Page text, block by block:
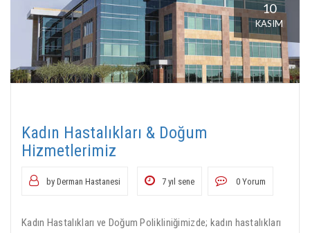
10
KASIM
Kadın Hastalıkları & Doğum
Hizmetlerimiz
by Derman Hastanesi 7 yıl sene 0 Yorum
Kadın Hastalıkları ve Doğum Polikliniğimizde; kadın hastalıkları